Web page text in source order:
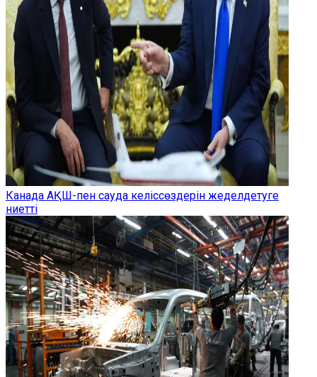
Канада АҚШ-пен сауда келіссөздерін жеделдетуге
ниетті